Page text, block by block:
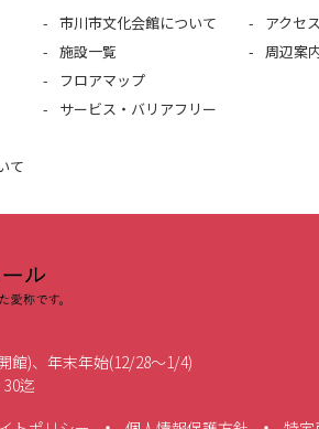
て
市川市文化会館について
施設一覧
フロアマップ
サービス・バリアフリー
アクセス
周辺案
ら選ばれた愛称です。
館)、年末年始(12/28～1/4)
迄